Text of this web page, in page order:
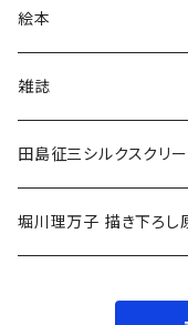
小学低学年〜
小学中学年〜
小学高学年〜
中高生〜
絵本
0〜2歳〜
3〜5歳〜
小学低学年〜
雑誌
田島征三シルクスクリ
堀川理万子 描き下ろし